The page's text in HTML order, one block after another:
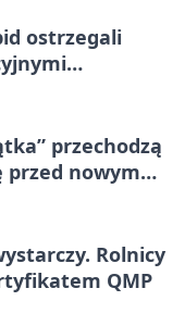
ostrzegali
przechodzą
przed nowym
Rolnicy
QMP